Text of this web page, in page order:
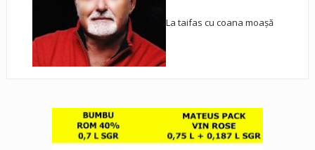
La taifas cu coana moașă